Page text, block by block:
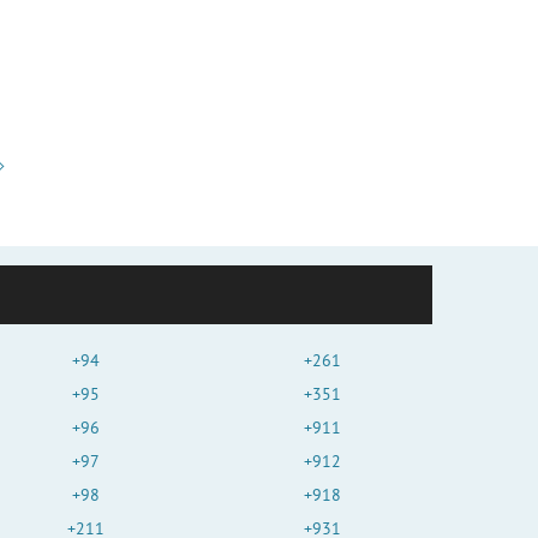
+94
+95
+96
+97
+98
+211
+261
+351
+911
+912
+918
+931